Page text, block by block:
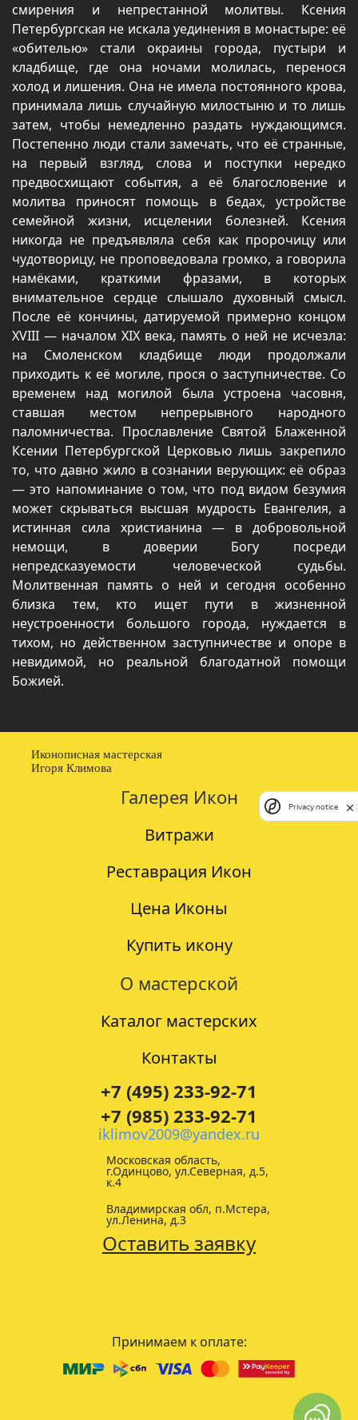
смирения и непрестанной молитвы. Ксения
Петербургская не искала уединения в монастыре: её
«обителью» стали окраины города, пустыри и
кладбище, где она ночами молилась, перенося
холод и лишения. Она не имела постоянного крова,
принимала лишь случайную милостыню и то лишь
затем, чтобы немедленно раздать нуждающимся.
Постепенно люди стали замечать, что её странные,
на первый взгляд, слова и поступки нередко
предвосхищают события, а её благословение и
молитва приносят помощь в бедах, устройстве
семейной жизни, исцелении болезней. Ксения
никогда не предъявляла себя как пророчицу или
чудотворицу, не проповедовала громко, а говорила
намёками, краткими фразами, в которых
внимательное сердце слышало духовный смысл.
После её кончины, датируемой примерно концом
XVIII — началом XIX века, память о ней не исчезла:
на Смоленском кладбище люди продолжали
приходить к её могиле, прося о заступничестве. Со
временем над могилой была устроена часовня,
ставшая местом непрерывного народного
паломничества. Прославление Святой Блаженной
Ксении Петербургской Церковью лишь закрепило
то, что давно жило в сознании верующих: её образ
— это напоминание о том, что под видом безумия
может скрываться высшая мудрость Евангелия, а
истинная сила христианина — в добровольной
немощи, в доверии Богу посреди
непредсказуемости человеческой судьбы.
Молитвенная память о ней и сегодня особенно
близка тем, кто ищет пути в жизненной
неустроенности большого города, нуждается в
тихом, но действенном заступничестве и опоре в
невидимой, но реальной благодатной помощи
Божией.
Иконописная мастерская
Игоря Климова
Галерея Икон
Витражи
Реставрация Икон
Цена Иконы
Купить икону
О мастерской
Каталог мастерских
Контакты
+7 (495) 233-92-71
+7 (985) 233-92-71
iklimov2009@yandex.ru
Московская область,
г.Одинцово, ул.Северная, д.5,
к.4
Владимирская обл, п.Мстера,
ул.Ленина, д.3
Оставить заявку
Принимаем к оплате:
Privacy notice